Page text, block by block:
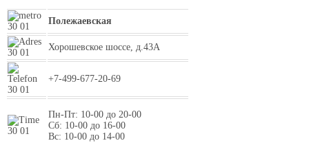
Полежаевская
Хорошевское шоссе, д.43А
+7-499-677-20-69
Пн-Пт: 10-00 до 20-00
Сб: 10-00 до 16-00
Вс: 10-00 до 14-00